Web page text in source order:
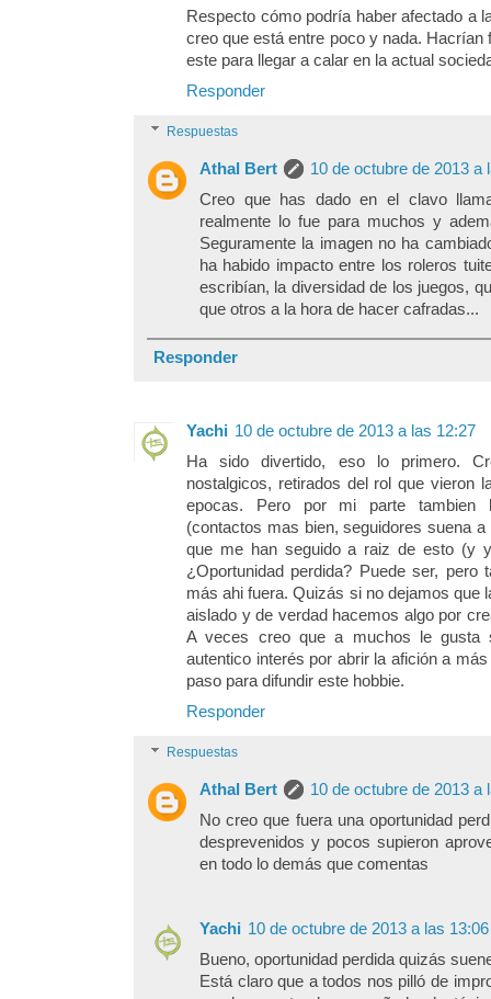
Respecto cómo podría haber afectado a
creo que está entre poco y nada.
este para llegar a calar en la actual
Responder
Respuestas
Athal Bert
10 de octubre de 2013 a
Creo que has dado en el clavo
realmente lo fue para muchos y
Seguramente la imagen no ha
ha habido impacto entre los roleros
escribían, la diversidad de los juegos,
que otros a la hora de hacer cafradas...
Responder
Yachi 10 de octubre de 2013 a las 12:27
Ha sido divertido, eso lo primero.
nostalgicos, retirados del rol que vieron
epocas. Pero por mi parte tambien
(contactos mas bien, seguidores suena
que me han seguido a raiz de esto (y
¿Oportunidad perdida? Puede ser,
más ahi fuera. Quizás si no dejamos que
aislado y de verdad hacemos algo por
A veces creo que a muchos le gusta
autentico interés por abrir la afición a
paso para difundir este hobbie.
Responder
Respuestas
Athal Bert
10 de octubre de 2013 a
No creo que fuera una oportunidad
desprevenidos y pocos supieron
en todo lo demás que comentas
Yachi 10 de octubre de 2013 a las 13:06
Bueno, oportunidad perdida quizás
Está claro que a todos nos pilló de